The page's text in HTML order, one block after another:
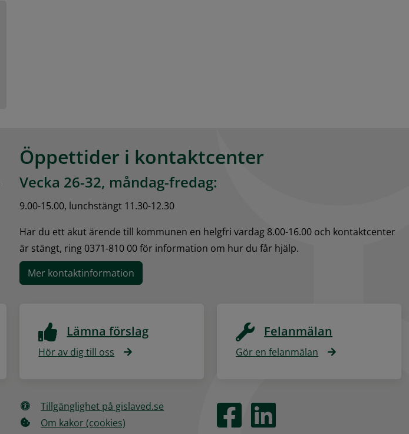
Öppettider i kontaktcenter
Vecka 26-32, måndag-fredag:
9.00-15.00, lunchstängt 11.30-12.30
Har du ett akut ärende till kommunen en helgfri vardag 8.00-16.00 och kontaktcenter
är stängt, ring 0371-810 00 för information om hur du får hjälp.
Mer kontaktinformation
Lämna förslag
Hör av dig till oss
Felanmälan
Gör en felanmälan
Tillgänglighet på gislaved.se
Om kakor (cookies)